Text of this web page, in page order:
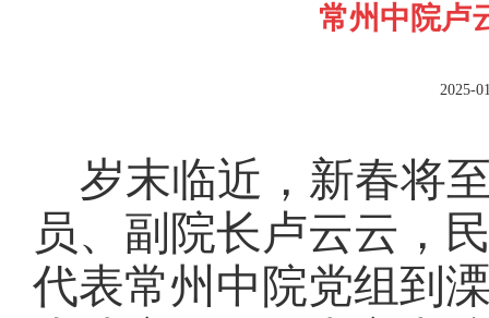
常州中院卢
2025-
岁末临近，新春将
员、副院长卢云云，
代表常州中院党组到